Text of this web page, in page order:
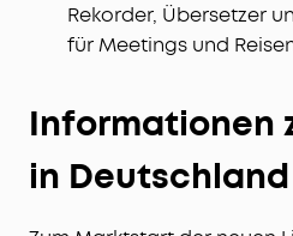
Rekorder, Übersetzer
für Meetings und
Informationen
in Deutschland